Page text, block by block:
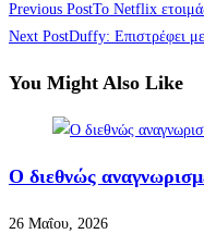
Previous PostΤο Netflix
Next PostDuffy: Επιστρέφει
You Might Also Like
Ο διεθνώς
26 Μαΐου, 2026